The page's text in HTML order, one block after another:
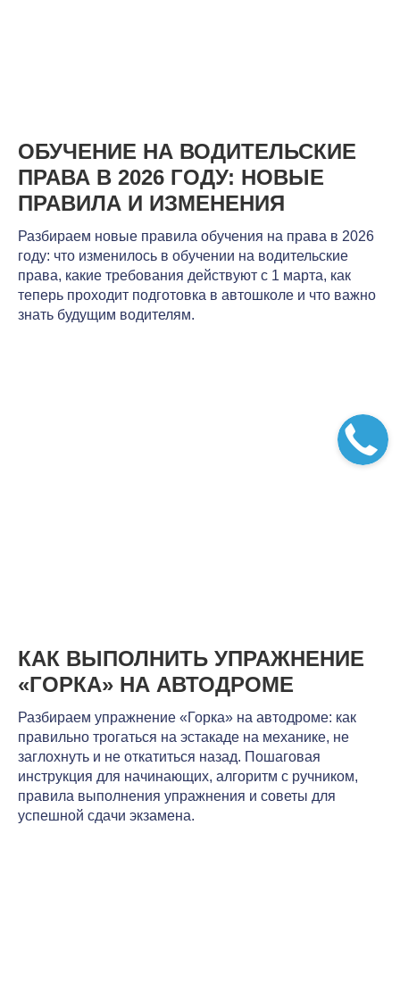
ОБУЧЕНИЕ НА ВОДИТЕЛЬСКИЕ
ПРАВА В 2026 ГОДУ: НОВЫЕ
ПРАВИЛА И ИЗМЕНЕНИЯ
Разбираем новые правила обучения на права в 2026
году: что изменилось в обучении на водительские
права, какие требования действуют с 1 марта, как
теперь проходит подготовка в автошколе и что важно
знать будущим водителям.
КАК ВЫПОЛНИТЬ УПРАЖНЕНИЕ
«ГОРКА» НА АВТОДРОМЕ
Разбираем упражнение «Горка» на автодроме: как
правильно трогаться на эстакаде на механике, не
заглохнуть и не откатиться назад. Пошаговая
инструкция для начинающих, алгоритм с ручником,
правила выполнения упражнения и советы для
успешной сдачи экзамена.